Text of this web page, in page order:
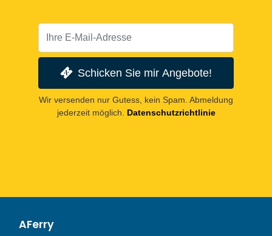
Schicken Sie mir Angebote!
Wir versenden nur Gutess, kein Spam. Abmeldung
jederzeit möglich.
Datenschutzrichtlinie
AFerry